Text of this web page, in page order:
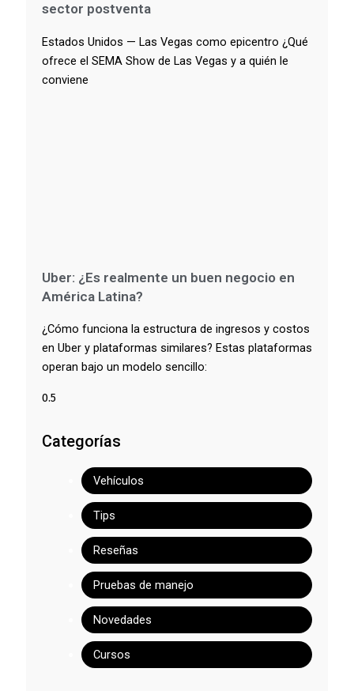
sector postventa
Estados Unidos — Las Vegas como epicentro ¿Qué
ofrece el SEMA Show de Las Vegas y a quién le
conviene
Uber: ¿Es realmente un buen negocio en
América Latina?
¿Cómo funciona la estructura de ingresos y costos
en Uber y plataformas similares? Estas plataformas
operan bajo un modelo sencillo:
Categorías
Vehículos
Tips
Reseñas
Pruebas de manejo
Novedades
Cursos